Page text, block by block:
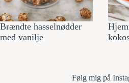
Brændte hasselnødder
med vanilje
Følg mig på